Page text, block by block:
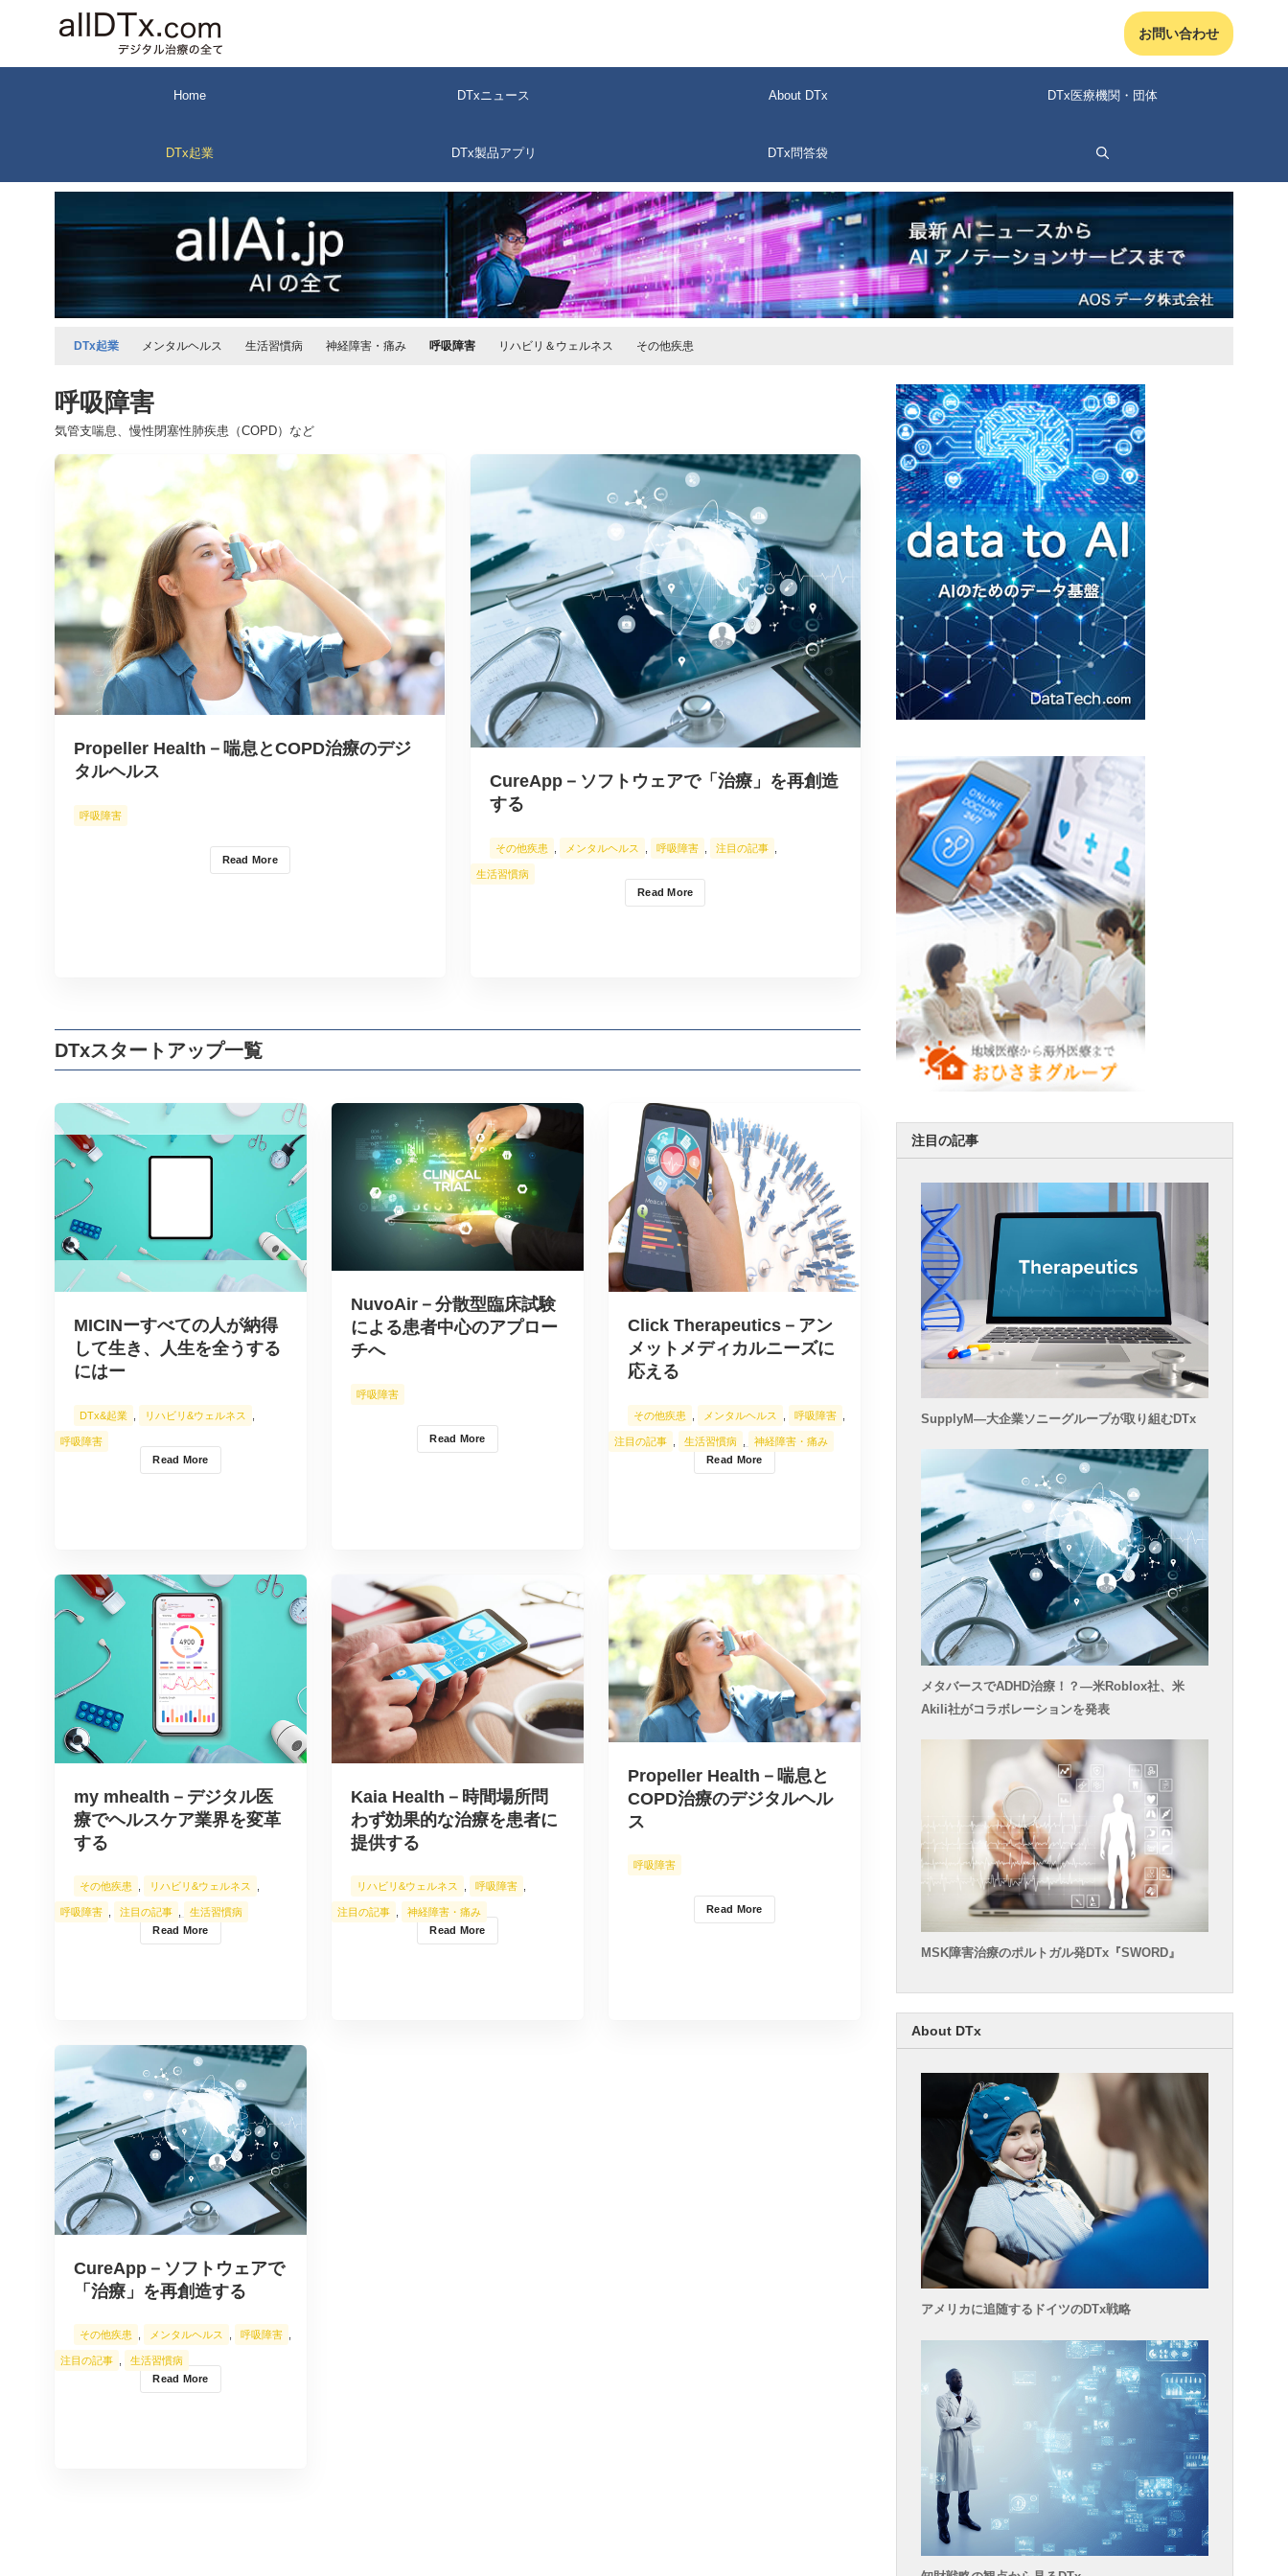
キ
お問い合わせ
Home DTxニュース About DTx DTx医療機関・団体
DTx起業 DTx製品アプリ DTx問答袋
DTx起業 メンタルヘルス 生活習慣病 神経障害・痛み 呼吸障害 リハビリ＆ウェルネス その他疾患
呼吸障害
気管支喘息、慢性閉塞性肺疾患（COPD）など
Propeller Health－喘息とCOPD治療のデジ
タルヘルス
Read More
呼吸障害
CureApp－ソフトウェアで「治療」を再創造
する
Read More
その他疾患 メンタルヘルス 呼吸障害 注目の記事
生活習慣病
DTxスタートアップ一覧
MICINーすべての人が納得
して生き、人生を全うする
にはー
Read More
DTx&起業 リハビリ&ウェルネス
呼吸障害
NuvoAir－分散型臨床試験
による患者中心のアプロー
チへ
Read More
呼吸障害
Click Therapeutics－アン
メットメディカルニーズに
応える
Read More
その他疾患 メンタルヘルス 呼吸障害
注目の記事 生活習慣病 神経障害・痛み
my mhealth－デジタル医
療でヘルスケア業界を変革
する
Read More
その他疾患 リハビリ&ウェルネス
呼吸障害 注目の記事 生活習慣病
Kaia Health－時間場所問
わず効果的な治療を患者に
提供する
Read More
リハビリ&ウェルネス 呼吸障害
注目の記事 神経障害・痛み
Propeller Health－喘息と
COPD治療のデジタルヘル
ス
Read More
呼吸障害
CureApp－ソフトウェアで
「治療」を再創造する
Read More
その他疾患 メンタルヘルス 呼吸障害
注目の記事 生活習慣病
注目の記事
SupplyM―大企業ソニーグループが取り組むDTx
メタバースでADHD治療！？―米Roblox社、米
Akili社がコラボレーションを発表
MSK障害治療のポルトガル発DTx『SWORD』
About DTx
アメリカに追随するドイツのDTx戦略